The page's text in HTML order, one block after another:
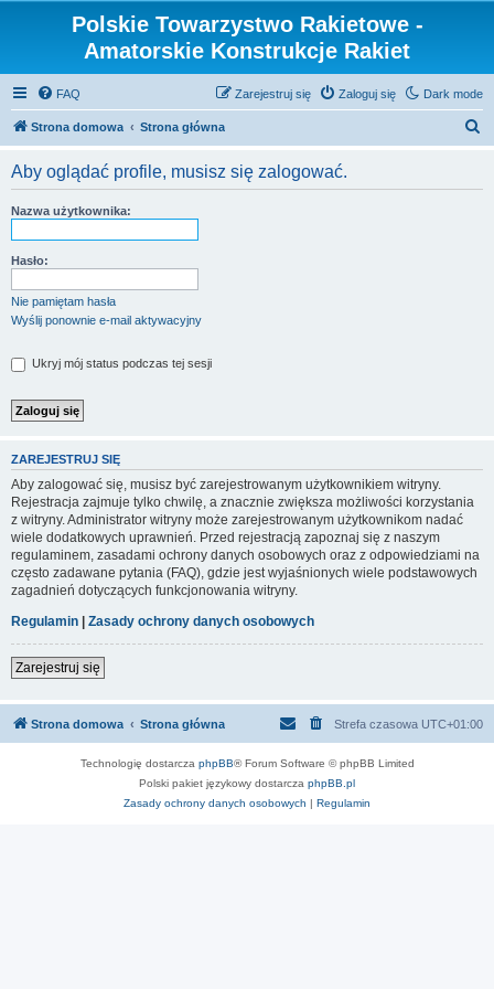
Polskie Towarzystwo Rakietowe -
Amatorskie Konstrukcje Rakiet
Dark mode
FAQ Zaloguj się
Zarejestruj się
Strona domowa Strona główna
Aby oglądać profile, musisz się zalogować.
Nazwa użytkownika:
Hasło:
Nie pamiętam hasła
Wyślij ponownie e-mail aktywacyjny
Ukryj mój status podczas tej sesji
ZAREJESTRUJ SIĘ
Aby zalogować się, musisz być zarejestrowanym użytkownikiem witryny.
Rejestracja zajmuje tylko chwilę, a znacznie zwiększa możliwości korzystania
z witryny. Administrator witryny może zarejestrowanym użytkownikom nadać
wiele dodatkowych uprawnień. Przed rejestracją zapoznaj się z naszym
regulaminem, zasadami ochrony danych osobowych oraz z odpowiedziami na
często zadawane pytania (FAQ), gdzie jest wyjaśnionych wiele podstawowych
zagadnień dotyczących funkcjonowania witryny.
Regulamin
Zasady ochrony danych osobowych
Zarejestruj się
Strona domowa Strona główna Strefa czasowa UTC+01:00
Technologię dostarcza phpBB® Forum Software © phpBB Limited
Polski pakiet językowy dostarcza phpBB.pl
Zasady ochrony danych osobowych | Regulamin